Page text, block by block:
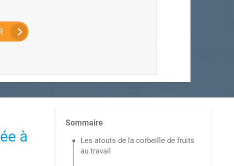
à
Sommaire
Les atouts de la corbeille de fruits
au travail